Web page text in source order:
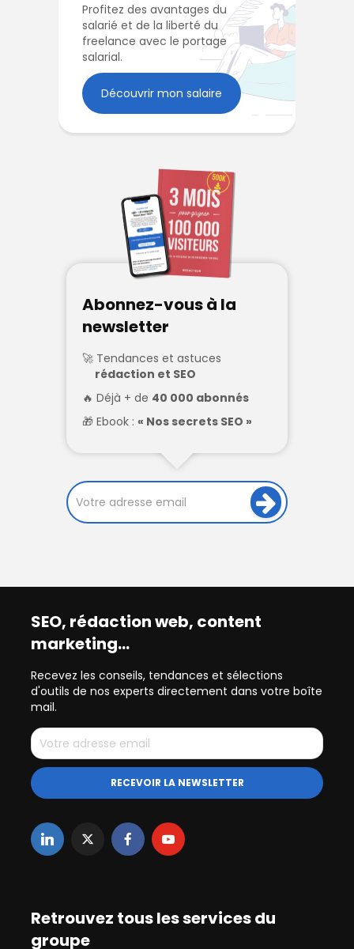
Profitez des avantages du
salarié et de la liberté du
freelance avec le portage
salarial.
Découvrir mon salaire
Abonnez-vous à la
newsletter
Tendances et astuces
rédaction et SEO
Déjà + de 40 000 abonnés
Ebook : « Nos secrets SEO »
SEO, rédaction web, content
marketing…
Recevez les conseils, tendances et sélections
d'outils de nos experts directement dans votre boîte
mail.
Retrouvez tous les services du
groupe